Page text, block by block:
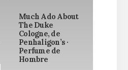
Much Ado About
The Duke
Cologne, de
Penhaligon’s ·
Perfume de
Hombre